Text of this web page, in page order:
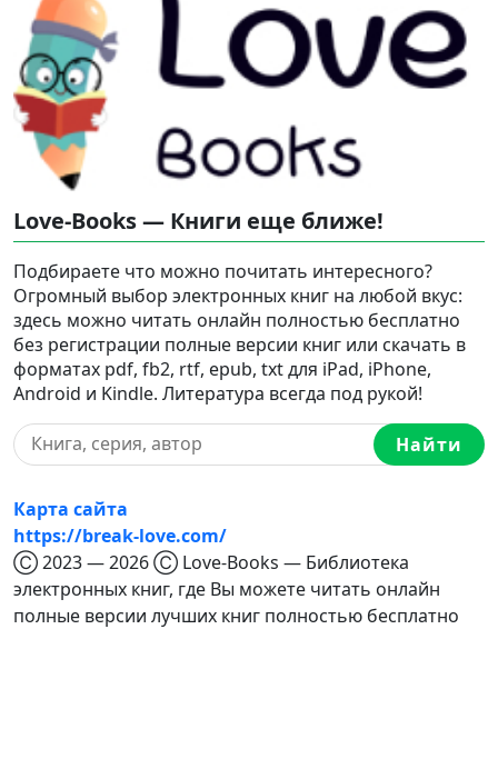
Love-Books — Книги еще ближе!
Подбираете что можно почитать интересного?
Огромный выбор электронных книг на любой вкус:
здесь можно читать онлайн полностью бесплатно
без регистрации полные версии книг или скачать в
форматах pdf, fb2, rtf, epub, txt для iPad, iPhone,
Android и Kindle. Литература всегда под рукой!
Найти
Карта сайта
https://break-love.com/
Ⓒ 2023 — 2026 Ⓒ Love-Books — Библиотека
электронных книг, где Вы можете читать онлайн
полные версии лучших книг полностью бесплатно